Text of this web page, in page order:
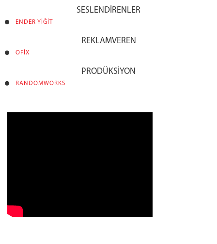
SESLENDİRENLER
ENDER YİĞİT
REKLAMVEREN
OFİX
PRODÜKSİYON
RANDOMWORKS